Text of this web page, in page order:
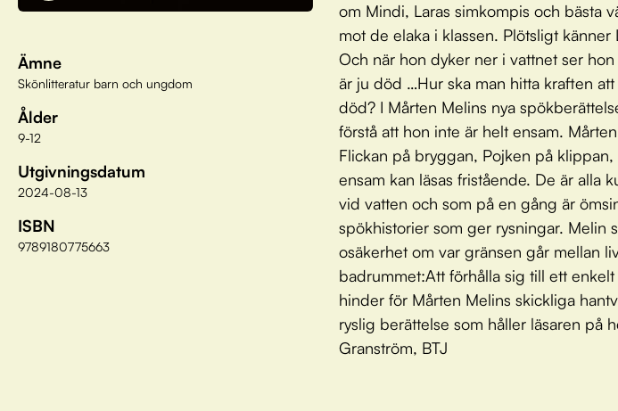
Ämne
Skönlitteratur barn och ungdom
Ålder
9-12
Utgivningsdatum
2024-08-13
ISBN
9789180775663
om Mindi, Laras simkompis och bästa
mot de elaka i klassen. Plötsligt
Och när hon dyker ner i vattnet ser
är ju död …Hur ska man hitta kraften
död? I Mårten Melins nya
förstå att hon inte är helt ensam.
Flickan på bryggan, Pojken på
ensam kan läsas fristående. De är alla
vid vatten och som på en gång är
spökhistorier som ger rysningar. Melin
osäkerhet om var gränsen går mellan
badrummet:Att förhålla sig till ett
hinder för Mårten Melins skickliga
ryslig berättelse som håller läsaren på
Granström, BTJ